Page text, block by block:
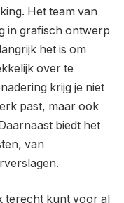
Het team van
in grafisch ontwerp
het is om
over te
krijg je niet
past, maar ook
biedt het
van
terecht kunt voor al